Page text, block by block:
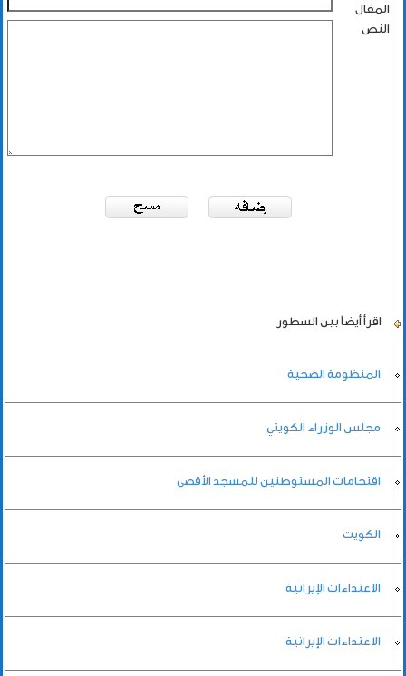
المقال
النص
اقرأ أيضاً بين السطور
المنظومة الصحية
مجلس الوزراء الكويتي
اقتحامات المستوطنين للمسجد الأقصى
الكويت
الاعتداءات الإيرانية
الاعتداءات الإيرانية